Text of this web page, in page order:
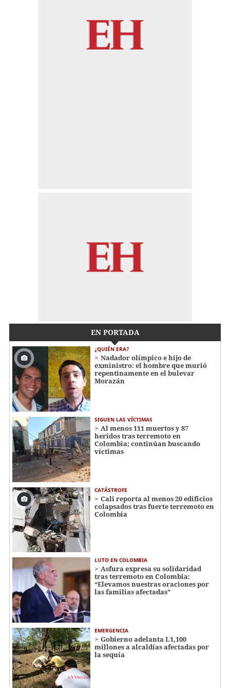
EN PORTADA
¿QUIÉN ERA?
Nadador olímpico e hijo de
exministro: el hombre que murió
repentinamente en el bulevar
Morazán
SIGUEN LAS VÍCTIMAS
Al menos 111 muertos y 87
heridos tras terremoto en
Colombia; continúan buscando
víctimas
CATÁSTROFE
Cali reporta al menos 20 edificios
colapsados tras fuerte terremoto en
Colombia
LUTO EN COLOMBIA
Asfura expresa su solidaridad
tras terremoto en Colombia:
“Elevamos nuestras oraciones por
las familias afectadas”
EMERGENCIA
Gobierno adelanta L1,100
millones a alcaldías afectadas por
la sequía